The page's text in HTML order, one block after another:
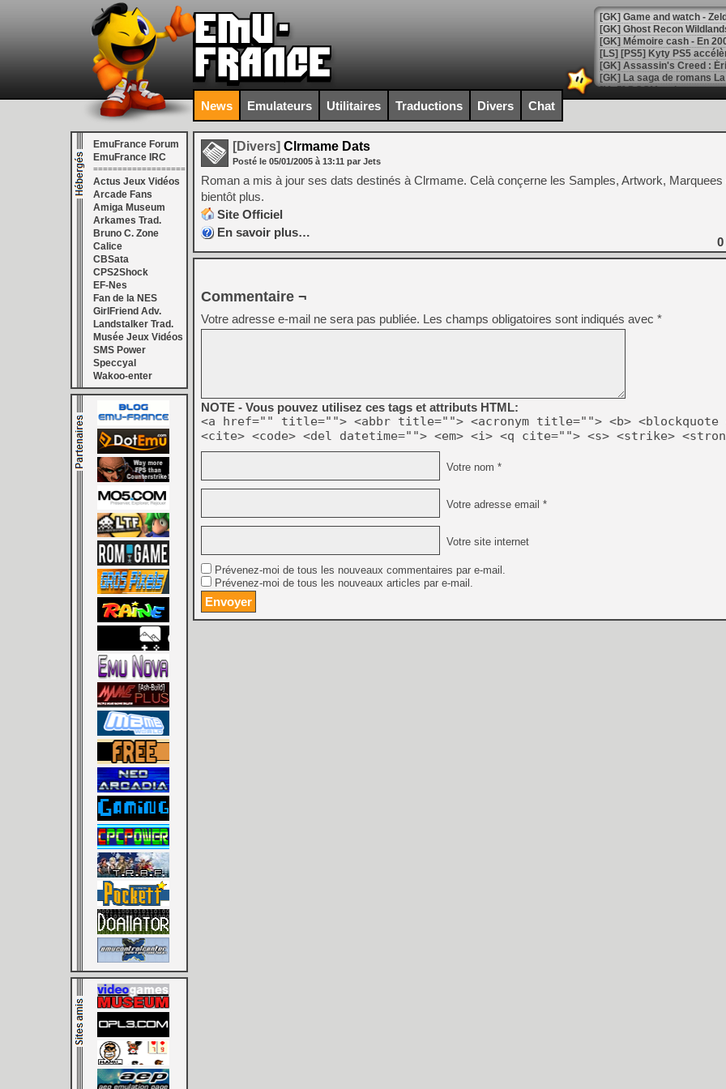
[Mo5] DOOM arrive en
[GK] Bethesda fête les 30
[GK] Roblox : l'action en
[GK] Agenda - GeForce
[GK] Devolver Digital en a
[LS] [PS5] ps5-y2jb-
[GK] Pourquoi Marvel
[GK] Test : Restory : Chill
[GK] GTA 6 : Rockstar
[GK] Hot Wheels Infinite
[GK] Mémoire cash -
[GK] Résultats Nintendo :
[GK] Déjà des
[Mo5] Brickboy cherche à
[GK] Minecraft et ses «
[GK] Beast of
[GK] Ubisoft : fin de partie
[GK] Mémoire cash -
[GK] Dan Houser (GTA)
[GK] Comment EA Sports
[GK] Crimson Moon : un
[GK] Isle of Reveries : le
[GK] Moonlighter 2 : The
[GK] Capcom relance
[Mo5] Deux inédits du
[GK] Le beat'em up The
[GK] Endless Legend 2 :
[LS] [PS5] Premiers
News Emulateurs Utilitaires Traductions Divers Chat
EmuFrance Forum
EmuFrance IRC
===================
Actus Jeux Vidéos
Arcade Fans
Amiga Museum
Arkames Trad.
Bruno C. Zone
Calice
CBSata
CPS2Shock
EF-Nes
Fan de la NES
GirlFriend Adv.
Landstalker Trad.
Musée Jeux Vidéos
SMS Power
Speccyal
Wakoo-enter
[Divers] Clrmame Dats
Posté le 05/01/2005 à 13:11 par Jets
Roman a mis à jour ses dats destinés à Clrmame. Celà conçerne les Samples, Artwork,
bientôt plus.
Site Officiel
En savoir plus…
0
Commentaire ¬
Votre adresse e-mail ne sera pas publiée. Les champs obligatoires sont indiqués avec *
NOTE - Vous pouvez utilisez ces tags et attributs HTML:
<a href="" title=""> <abbr title=""> <acronym title=""> <b> <blockquote
<cite> <code> <del datetime=""> <em> <i> <q cite=""> <s> <strike>
Votre nom *
Votre adresse email *
Votre site internet
Prévenez-moi de tous les nouveaux commentaires par e-mail.
Prévenez-moi de tous les nouveaux articles par e-mail.